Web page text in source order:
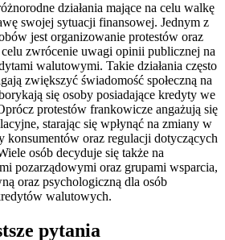
działania mające na celu walkę
swojej sytuacji finansowej. Jednym z
jest organizowanie protestów oraz
zwrócenie uwagi opinii publicznej na
walutowymi. Takie działania często
zwiększyć świadomość społeczną na
się osoby posiadające kredyty we
protestów frankowicze angażują się
starając się wpłynąć na zmiany w
konsumentów oraz regulacji dotyczących
osób decyduje się także na
pozarządowymi oraz grupami wsparcia,
oraz psychologiczną dla osób
walutowych.
pytania